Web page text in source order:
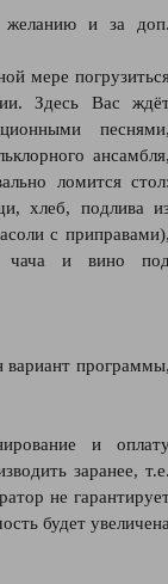
и за
мере
Здесь Вас
ломится
хлеб, подлива
с
чача и вино
вариант
и
заранее,
не
будет